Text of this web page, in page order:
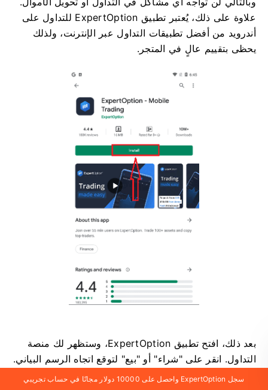
علاوة على ذلك، يُعتبر تطبيق ExpertOption للتداول على
أندرويد من أفضل تطبيقات التداول عبر الإنترنت، ولذلك
يحظى بتقييم عالٍ في المتجر.
بعد ذلك، افتح تطبيق ExpertOption، وستظهر لك منصة
التداول. انقر على "شراء" أو "بيع" لتوقع اتجاه الرسم البياني.
سجل ExpertOption واحصل على 10000 دولار مجانًا في حساب تجريبي